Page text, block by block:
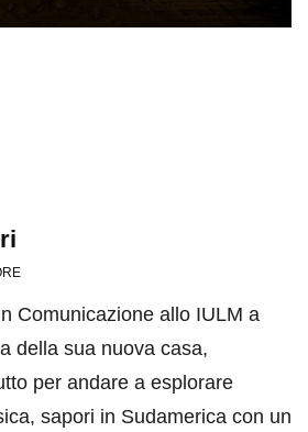
Comunicazione allo IULM a
della sua nuova casa,
per andare a esplorare
sapori in Sudamerica con un